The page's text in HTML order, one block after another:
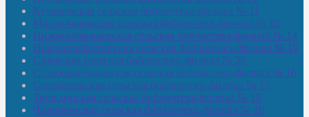
Кучашевская сельская библиотека-филиал № 11
Малокачаковская сельская библиотека-филиал № 12
Нижнекачмашевская сельская библиотека-филиал № 14
Новокильбахтинская сельская библиотека-филиал № 19
Сазовская сельская библиотека-филиал № 20
Староорьебашевская сельская библиотека-филиал № 16
Старояшевская сельская библиотека-филиал № 17
Тюльдинская сельская библиотека-филиал № 18
Чилибеевская сельская библиотека-филиал № 10